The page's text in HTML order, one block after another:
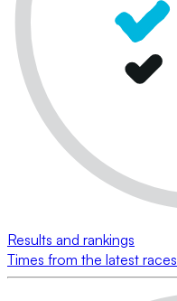
Results and rankings
Times from the latest races